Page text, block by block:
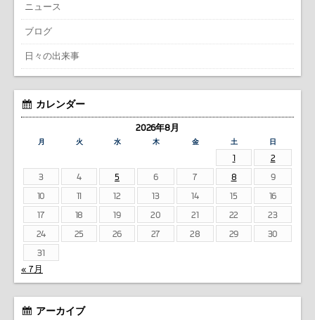
ニュース
ブログ
日々の出来事
カレンダー
2026年8月
月 火 水 木 金 土 日
1
2
3
4 5 6 7 8
9
10
11 12 13 14 15
16
17
18 19 20 21 22
23
24
25 26 27 28 29
30
31
« 7月
アーカイブ